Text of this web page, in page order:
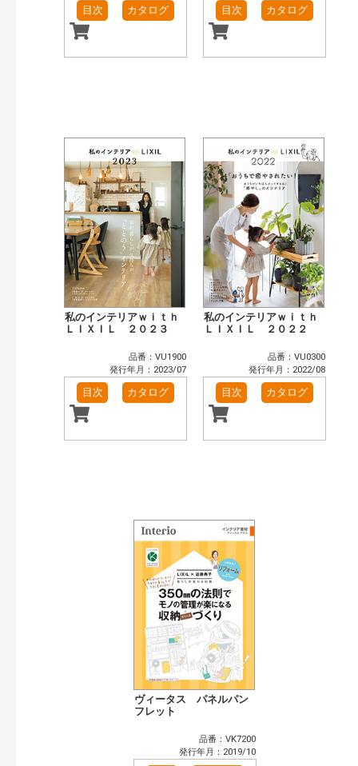
目次 カタログ 目次 カタログ
私のインテリアｗｉｔｈ
ＬＩＸＩＬ ２０２３
品番：VU1900
発行年月：2023/07
目次 カタログ
私のインテリアｗｉｔｈ
ＬＩＸＩＬ ２０２２
品番：VU0300
発行年月：2022/08
目次 カタログ
ヴィータス パネルパン
フレット
品番：VK7200
発行年月：2019/10